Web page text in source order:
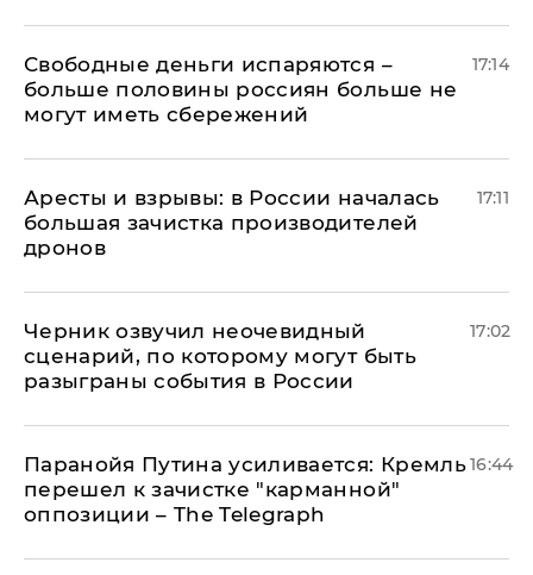
Свободные деньги испаряются –
больше половины россиян больше не
могут иметь сбережений
17:14
Аресты и взрывы: в России началась
большая зачистка производителей
дронов
17:11
Черник озвучил неочевидный
сценарий, по которому могут быть
разыграны события в России
17:02
Паранойя Путина усиливается: Кремль
перешел к зачистке "карманной"
оппозиции – The Telegraph
16:44